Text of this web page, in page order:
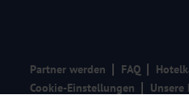
Partner werden FAQ
Cookie-Einstellungen
Unsere